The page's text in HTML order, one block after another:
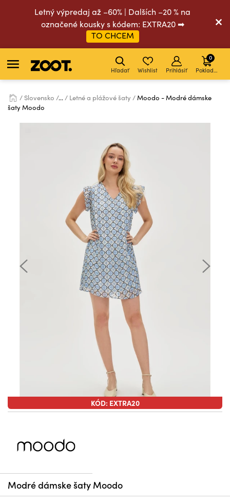
Letný výpredaj až –60% | Dalších –20 % na
označené kousky s kódem: EXTRA20 ➡
TO CHCEM
Hľadať Wishlist Prihlásiť Pokladňa
0
Slovensko ... Letné a plážové šaty
Moodo - Modré dámske
šaty Moodo
KÓD: EXTRA20
Modré dámske šaty Moodo